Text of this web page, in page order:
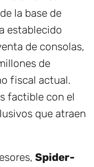
la base de
establecido
de consolas,
de
fiscal actual.
factible con el
que atraen
Spider-